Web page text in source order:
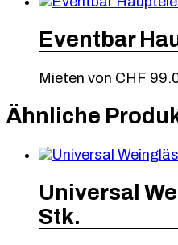
Eventbar
Mieten von CHF
Ähnliche
Universal
Stk.